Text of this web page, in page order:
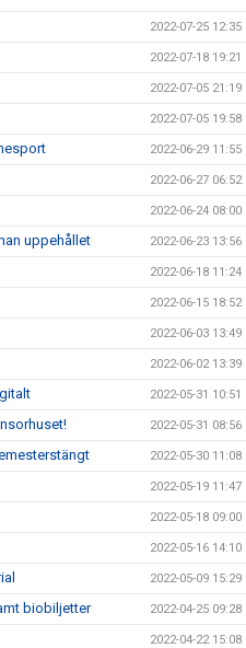
2022-07-25 12:35
2022-07-18 19:21
2022-07-05 21:19
2022-07-05 19:58
2022-06-29 11:55
2022-06-27 06:52
2022-06-24 08:00
uppehållet 2022-06-23 13:56
2022-06-18 11:24
2022-06-15 18:52
2022-06-03 13:49
2022-06-02 13:39
2022-05-31 10:51
2022-05-31 08:56
2022-05-30 11:08
2022-05-19 11:47
2022-05-18 09:00
2022-05-16 14:10
2022-05-09 15:29
biobiljetter 2022-04-25 09:28
2022-04-22 15:08